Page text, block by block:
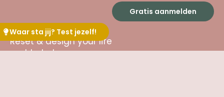
Waar sta jij? Test jezelf!
Gratis aanmelden
Reset & design your life
met behulp van ons
TRAJECTEN